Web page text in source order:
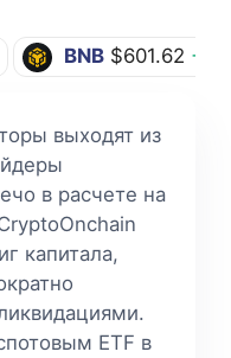
BNB $601.62
выходят из
в расчете на
капитала,
ETF в